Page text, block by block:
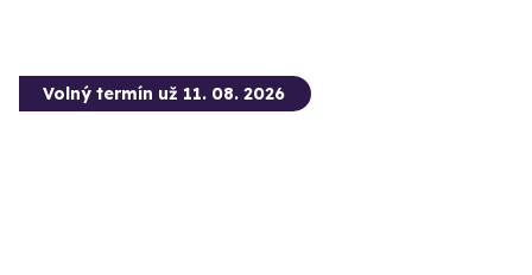
Volný termín už 11. 08. 2026